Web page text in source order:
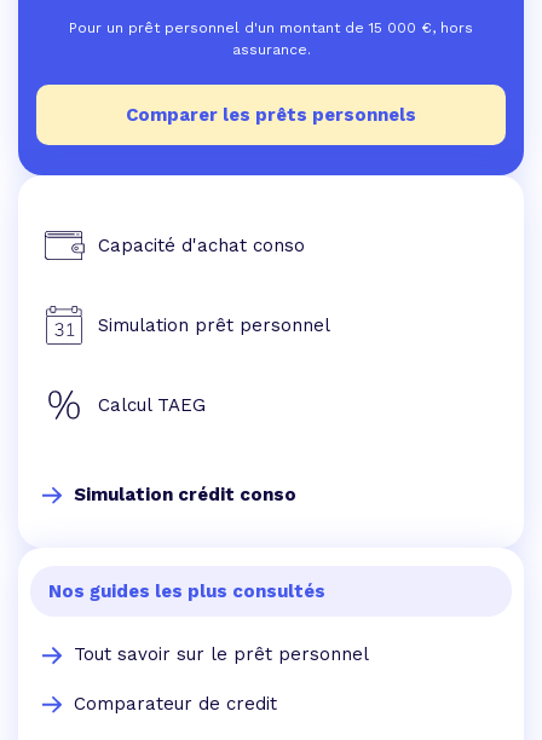
Pour un prêt personnel d'un montant de 15 000 €, hors
assurance.
Comparer les prêts personnels
Capacité d'achat conso
Simulation prêt personnel
Calcul TAEG
Simulation crédit conso
Nos guides les plus consultés
Tout savoir sur le prêt personnel
Comparateur de credit